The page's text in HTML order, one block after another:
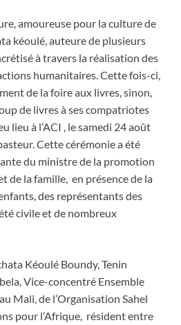
amoureuse pour la culture de
kéoulé, auteure de plusieurs
à travers la réalisation des
humanitaires. Cette fois-ci,
de la foire aux livres, sinon,
de livres à ses compatriotes
lieu à l’ACI , le samedi 24 août
Cette cérémonie a été
du ministre de la promotion
de la famille, en présence de la
des représentants des
civile et de nombreux
Kéoulé Boundy, Tenin
Vice-concentré Ensemble
Mali, de l’Organisation Sahel
pour l’Afrique, résident entre